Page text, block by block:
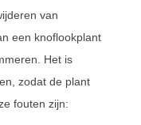
van
een knoflookplant
Het is
zodat de plant
fouten zijn: